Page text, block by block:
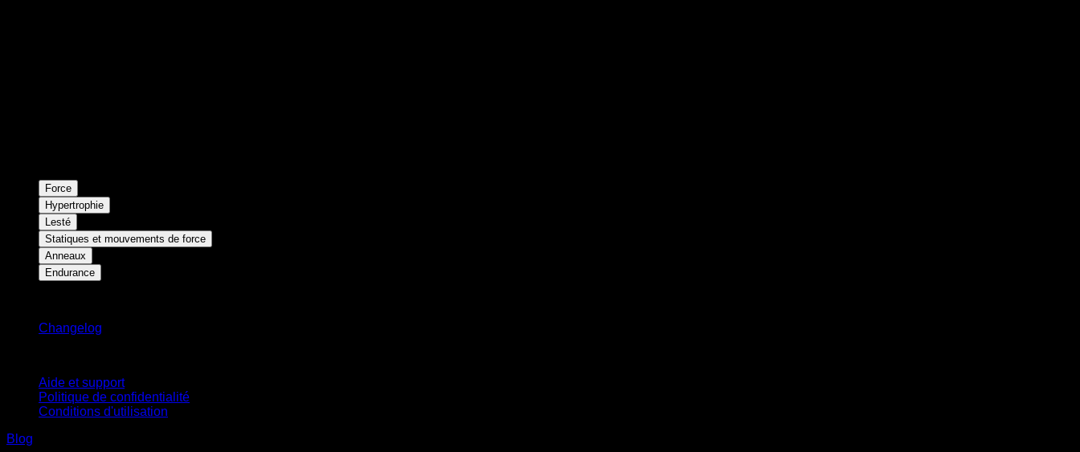
Force
Hypertrophie
Lesté
Statiques et mouvements de force
Anneaux
Endurance
Changelog
Aide et support
Politique de confidentialité
Conditions d'utilisation
Blog